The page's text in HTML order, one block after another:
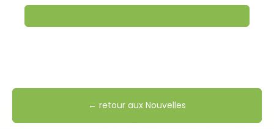
← retour aux Nouvelles